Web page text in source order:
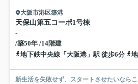
大阪市港区築港
天保山第五コーポ1号棟
-
/築50年 /14階建
地下鉄中央線「大阪港」駅 徒歩6分
地
新生活を失敗せず、スタートさせたいなら